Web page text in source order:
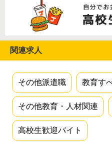
関連求人
その他派遣職 教育す
その他教育・人材関連
高校生歓迎バイト